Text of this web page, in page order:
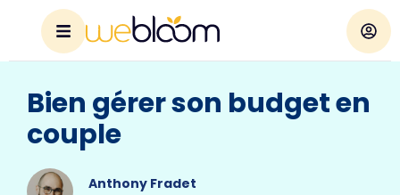
Bien gérer son budget en
couple
Anthony Fradet